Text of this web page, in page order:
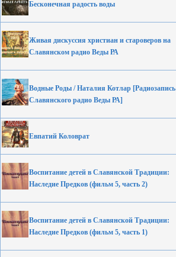
Бесконечная радость воды
Живая дискуссия христиан и староверов на
Славянском радио Веды РА
Водные Роды / Наталия Котлар [Радиозапись
Славянского радио Веды РА]
Евпатий Коловрат
Воспитание детей в Славянской Традиции:
Наследие Предков (фильм 5, часть 2)
Воспитание детей в Славянской Традиции:
Наследие Предков (фильм 5, часть 1)